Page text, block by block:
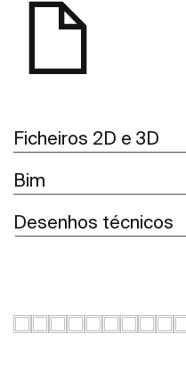
Ficheiros 2D e 3D
Bim
Desenhos técnicos